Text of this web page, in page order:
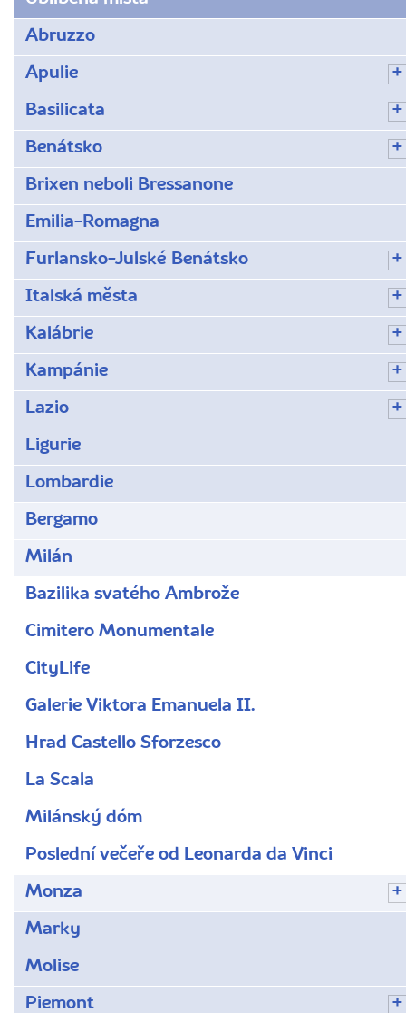
Abruzzo
Apulie
Basilicata
Benátsko
Brixen neboli Bressanone
Emilia-Romagna
Furlansko-Julské Benátsko
Italská města
Kalábrie
Kampánie
Lazio
Ligurie
Lombardie
Bergamo
Milán
Bazilika svatého Ambrože
Cimitero Monumentale
CityLife
Galerie Viktora Emanuela II.
Hrad Castello Sforzesco
La Scala
Milánský dóm
Poslední večeře od Leonarda da Vinci
Monza
Marky
Molise
Piemont